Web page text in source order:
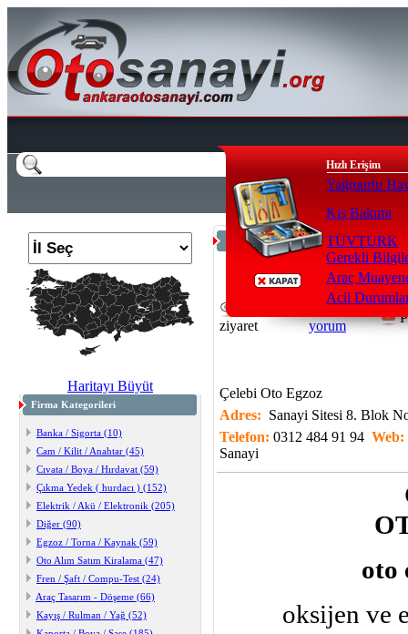
Haritayı Büyüt
Firma Kategorileri
Banka / Sigorta (10)
Cam / Kilit / Anahtar (45)
Cıvata / Boya / Hırdavat (59)
Çıkma Yedek ( hurdacı ) (152)
Elektrik / Akü / Elektronik (205)
Diğer (90)
Egzoz / Torna / Kaynak (59)
Oto Alım Satım Kiralama (47)
Fren / Şaft / Compu-Test (24)
Araç Tasarım - Döşeme (66)
Kayış / Rulman / Yağ (52)
Hızlı Erişim
Yağmurlu
Kış Bakımı
TÜVTURK
Gerekli
Araç
Acil
Anasayfa>Egzoz / Torna / Kaynak
ziyaret
0
yorum
Çelebi Oto Egzoz
Adres: Sanayi Sitesi 8. Blok
Telefon: 0312 484 91 94 Web:
Sanayi
oto
oksijen ve